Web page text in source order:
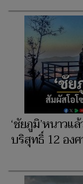
‘ชัยภูมิ’หนาวแ
บริสุทธิ์ 12 องศ